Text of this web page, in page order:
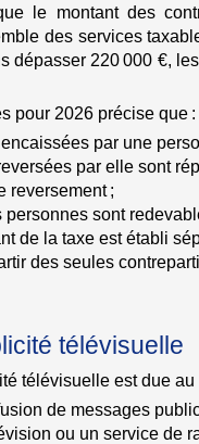
le montant des
des services
dépasser 220 000 €,
pour 2026 précise que :
par une
par elle sont
reversement ;
personnes sont
de la taxe est établi
des seules
télévisuelle
télévisuelle est due au
de messages
ou un service de